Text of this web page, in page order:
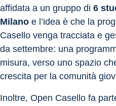
affidata a un gruppo di 6
Milano e l’idea è che la
Casello venga tracciata e
da settembre: una
misura, verso uno spazio
crescita per la comunità
Inoltre, Open Casello fa